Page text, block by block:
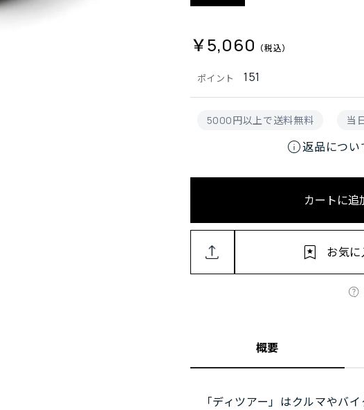
ポイント 151
5000円以上で送料無料 当
info返品につい
￥5,060
カートに追
お気
概要
「ディツアー」はクルマやバ